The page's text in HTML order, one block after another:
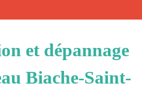
et dépannage
Biache-Saint-